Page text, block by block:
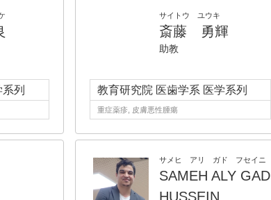
列
サイトウ ユウキ
斎藤 勇輝
助教
教育研究院 医歯学系 医学系列
重症薬疹, 皮膚悪性腫瘍
サメヒ アリ ガド フセイニ
SAMEH ALY GAD
HUSSEIN